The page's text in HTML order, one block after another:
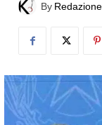
By Redazione